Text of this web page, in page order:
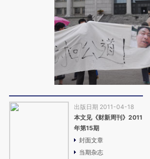
出版日期 2011-04-18
本文见《财新周刊》2011
年第15期
封面文章
当期杂志